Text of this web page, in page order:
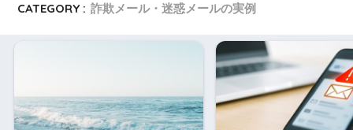
CATEGORY : 詐欺メール・迷惑メールの実例